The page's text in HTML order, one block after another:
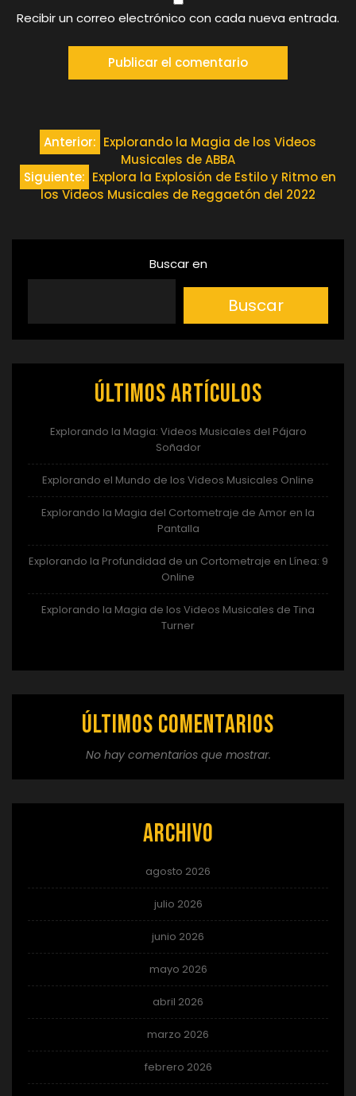
Recibir un correo electrónico con cada nueva entrada.
Navegación
de
entradas
Anterior: Explorando la Magia de los Videos
Musicales de ABBA
Siguiente: Explora la Explosión de Estilo y Ritmo en
los Videos Musicales de Reggaetón del 2022
Buscar en
Buscar
Últimos artículos
Explorando la Magia: Videos Musicales del Pájaro
Soñador
Explorando el Mundo de los Videos Musicales Online
Explorando la Magia del Cortometraje de Amor en la
Pantalla
Explorando la Profundidad de un Cortometraje en Línea: 9
Online
Explorando la Magia de los Videos Musicales de Tina
Turner
Últimos comentarios
No hay comentarios que mostrar.
Archivo
agosto 2026
julio 2026
junio 2026
mayo 2026
abril 2026
marzo 2026
febrero 2026